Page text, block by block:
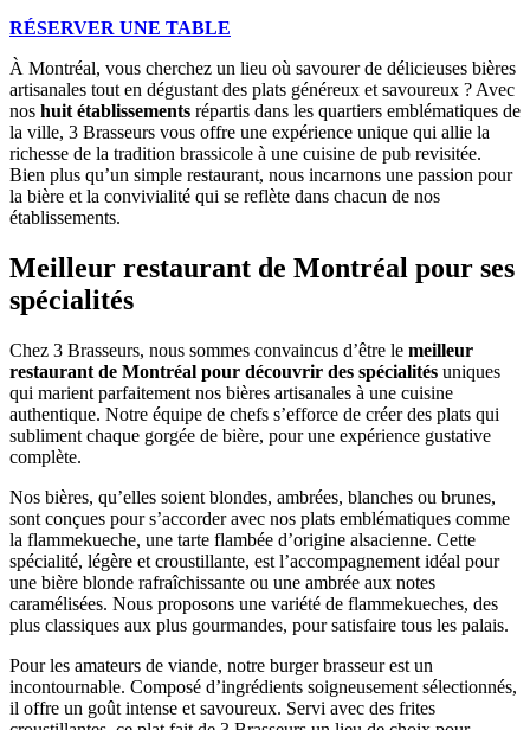
RÉSERVER UNE TABLE
À Montréal, vous cherchez un lieu où savourer de délicieuses bières
artisanales tout en dégustant des plats généreux et savoureux ? Avec
nos huit établissements répartis dans les quartiers emblématiques de
la ville, 3 Brasseurs vous offre une expérience unique qui allie la
richesse de la tradition brassicole à une cuisine de pub revisitée.
Bien plus qu’un simple restaurant, nous incarnons une passion pour
la bière et la convivialité qui se reflète dans chacun de nos
établissements.
Meilleur restaurant de Montréal pour ses
spécialités
Chez 3 Brasseurs, nous sommes convaincus d’être le meilleur
restaurant de Montréal pour découvrir des spécialités uniques
qui marient parfaitement nos bières artisanales à une cuisine
authentique. Notre équipe de chefs s’efforce de créer des plats qui
subliment chaque gorgée de bière, pour une expérience gustative
complète.
Nos bières, qu’elles soient blondes, ambrées, blanches ou brunes,
sont conçues pour s’accorder avec nos plats emblématiques comme
la flammekueche, une tarte flambée d’origine alsacienne. Cette
spécialité, légère et croustillante, est l’accompagnement idéal pour
une bière blonde rafraîchissante ou une ambrée aux notes
caramélisées. Nous proposons une variété de flammekueches, des
plus classiques aux plus gourmandes, pour satisfaire tous les palais.
Pour les amateurs de viande, notre burger brasseur est un
incontournable. Composé d’ingrédients soigneusement sélectionnés,
il offre un goût intense et savoureux. Servi avec des frites